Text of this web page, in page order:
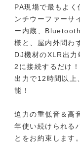
PA現場で最もよ
ンチウーファーサ
ー内蔵、
様と、屋内外問わ
DJ機材のXLR出力
2に接続するだけ
出力で12時間以上
能！
迫力の重低音＆高
年使い続けられる
とをお約束します。